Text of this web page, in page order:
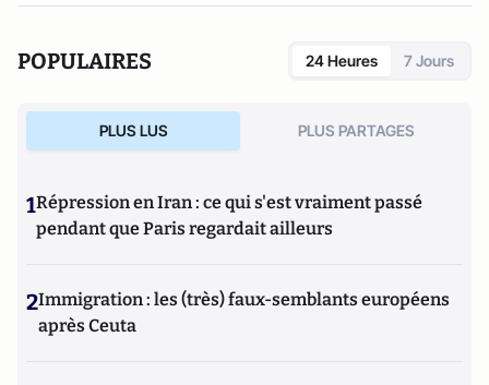
POPULAIRES 24 Heures 7 Jours
PLUS LUS PLUS PARTAGES
1Répression en Iran : ce qui s'est vraiment passé
pendant que Paris regardait ailleurs
2Immigration : les (très) faux-semblants européens
après Ceuta